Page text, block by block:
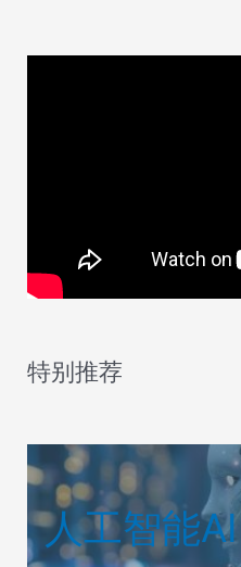
特别推荐
人工智能AI